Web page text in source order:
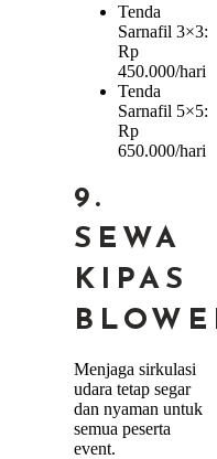
Tenda
Sarnafil 3×3:
Rp
450.000/hari
Tenda
Sarnafil 5×5:
Rp
650.000/hari
9.
SEWA
KIPAS
Menjaga sirkulasi
udara tetap segar
dan nyaman untuk
semua peserta
event.